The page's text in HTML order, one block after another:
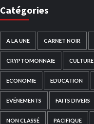
Catégories
A LA UNE CARNET NOIR
CRYPTOMONNAIE CULTURE
ECONOMIE EDUCATION
EVÉNEMENTS FAITS DIVERS
NON CLASSÉ PACIFIQUE